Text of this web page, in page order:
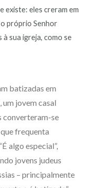
existe: eles creram em
próprio Senhor
à sua igreja, como se
batizadas em
um jovem casal
converteram-se
frequenta
algo especial”,
jovens judeus
– principalmente